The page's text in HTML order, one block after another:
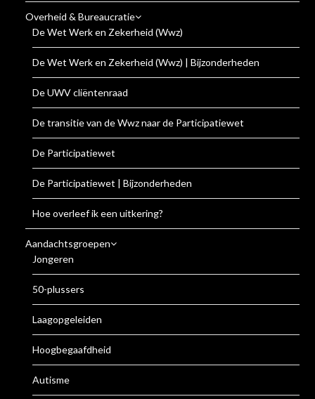
Overheid & Bureaucratie
De Wet Werk en Zekerheid (Wwz)
De Wet Werk en Zekerheid (Wwz) | Bijzonderheden
De UWV cliëntenraad
De transitie van de Wwz naar de Participatiewet
De Participatiewet
De Participatiewet | Bijzonderheden
Hoe overleef ik een uitkering?
Aandachtsgroepen
Jongeren
50-plussers
Laagopgeleiden
Hoogbegaafdheid
Autisme